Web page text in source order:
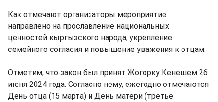
Как отмечают организаторы мероприятие
направлено на прославление национальных
ценностей кыргызского народа, укрепление
семейного согласия и повышение уважения к отцам.
Отметим, что закон был принят Жогорку Кенешем 26
июня 2024 года. Согласно нему, ежегодно отмечаются
День отца (15 марта) и День матери (третье